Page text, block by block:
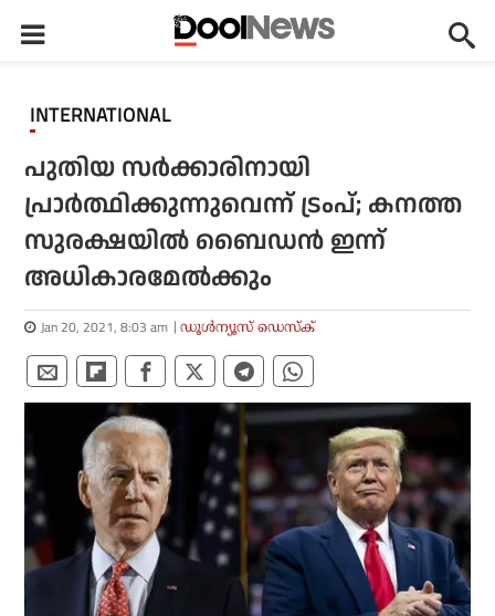
INTERNATIONAL
പുതിയ സര്‍ക്കാരിനായി
പ്രാര്‍ത്ഥിക്കുന്നുവെന്ന് ട്രംപ്; കനത്ത
സുരക്ഷയില്‍ ബൈഡന്‍ ഇന്ന്
അധികാരമേല്‍ക്കും
Jan 20, 2021, 8:03 am ഡൂള്‍ന്യൂസ് ഡെസ്‌ക്